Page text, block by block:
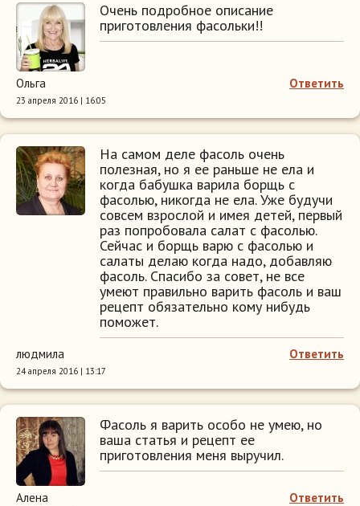
Очень подробное описание
приготовления фасольки!!
Ответить
Ольга
23 апреля 2016 | 16:05
На самом деле фасоль очень
полезная, но я ее раньше не ела и
когда бабушка варила борщь с
фасолью, никогда не ела. Уже будучи
совсем взрослой и имея детей, первый
раз попробовала салат с фасолью.
Сейчас и борщь варю с фасолью и
салаты делаю когда надо, добавляю
фасоль. Спасибо за совет, не все
умеют правильно варить фасоль и ваш
рецепт обязательно кому нибудь
поможет.
Ответить
людмила
24 апреля 2016 | 13:17
Фасоль я варить особо не умею, но
ваша статья и рецепт ее
приготовления меня выручил.
Ответить
Алена